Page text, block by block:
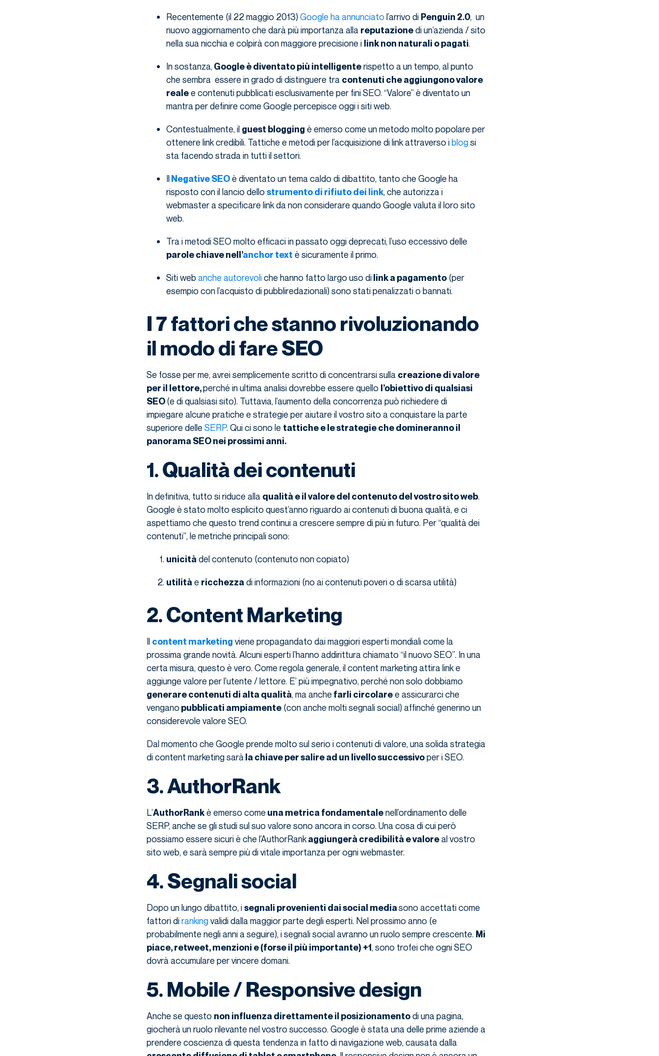
Recentemente (il 22 maggio 2013)Google ha annunciato l’arrivo di Penguin 2.0, un
nuovo aggiornamento che darà più importanza alla reputazionedi un’azienda / sito
nella sua nicchia e colpirà con maggiore precisione i link non naturali o pagati.
In sostanza, Google è diventato più intelligenterispetto a un tempo, al punto
che sembra essere in grado di distinguere tra contenuti che aggiungono valore
realee contenuti pubblicati esclusivamente per fini SEO. “Valore” è diventato un
mantra per definire come Google percepisce oggi i siti web.
Contestualmente, il guest blogging è emerso come un metodo molto popolare per
ottenere link credibili. Tattiche e metodi per l’acquisizione di link attraverso iblogsi
sta facendo strada in tutti il settori.
Il Negative SEOè diventato un tema caldo di dibattito, tanto che Google ha
risposto con il lancio dello strumento di rifiuto dei link, che autorizza i
webmaster a specificare link da non considerare quando Google valuta il loro sito
web.
Tra i metodi SEO molto efficaci in passato oggi deprecati, l’uso eccessivo delle
parole chiave nell’anchor text è sicuramente il primo.
Siti web anche autorevoliche hanno fatto largo uso dilink a pagamento(per
esempio con l’acquisto di pubbliredazionali) sono stati penalizzati o bannati.
I 7 fattori che stanno rivoluzionando
il modo di fare SEO
Se fosse per me, avrei semplicemente scritto di concentrarsi sulla creazione di valore
per il lettore,perché in ultima analisi dovrebbe essere quello l’obiettivo di qualsiasi
SEO(e di qualsiasi sito). Tuttavia, l’aumento della concorrenza può richiedere di
impiegare alcune pratiche e strategie per aiutare il vostro sito a conquistare la parte
superiore delle SERP. Qui ci sono le tattiche e le strategie che domineranno il
panorama SEO nei prossimi anni.
1. Qualità dei contenuti
In definitiva, tutto si riduce alla qualità e il valore del contenuto del vostro sito web.
Google è stato molto esplicito quest’anno riguardo ai contenuti di buona qualità, e ci
aspettiamo che questo trend continui a crescere sempre di più in futuro. Per “qualità dei
contenuti”, le metriche principali sono:
unicità del contenuto (contenuto non copiato)
utilità e ricchezza di informazioni (no ai contenuti poveri o di scarsa utilità)
2. Content Marketing
Il content marketing viene propagandato dai maggiori esperti mondiali come la
prossima grande novità. Alcuni esperti l’hanno addirittura chiamato “il nuovo SEO”. In una
certa misura, questo è vero. Come regola generale, il content marketing attira link e
aggiunge valore per l’utente / lettore. E’ più impegnativo, perché non solo dobbiamo
generare contenuti di alta qualità, ma anche farli circolaree assicurarci che
vengano pubblicati ampiamente(con anche molti segnali social) affinché generino un
considerevole valore SEO.
Dal momento che Google prende molto sul serio i contenuti di valore, una solida strategia
di content marketing sarà la chiave per salire ad un livello successivoper i SEO.
3. AuthorRank
L’AuthorRankè emerso come una metrica fondamentalenell’ordinamento delle
SERP, anche se gli studi sul suo valore sono ancora in corso. Una cosa di cui però
possiamo essere sicuri è che l’AuthorRankaggiungerà credibilità e valoreal vostro
sito web, e sarà sempre più di vitale importanza per ogni webmaster.
4. Segnali social
Dopo un lungo dibattito, isegnali provenienti dai social mediasono accettati come
fattori dirankingvalidi dalla maggior parte degli esperti. Nel prossimo anno (e
probabilmente negli anni a seguire), i segnali social avranno un ruolo sempre crescente. Mi
piace, retweet, menzioni e (forse il più importante) +1, sono trofei che ogni SEO
dovrà accumulare per vincere domani.
5. Mobile / Responsive design
Anche se questo non influenza direttamente il posizionamentodi una pagina,
giocherà un ruolo rilevante nel vostro successo. Google è stata una delle prime aziende a
prendere coscienza di questa tendenza in fatto di navigazione web, causata dalla